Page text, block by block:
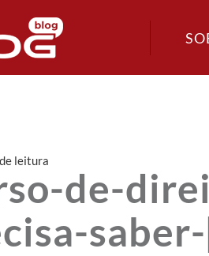
de leitura
de-